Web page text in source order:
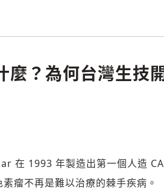
麼？為何台灣生技
在 1993 年製造出第一個人造
瘤不再是難以治療的棘手疾病。